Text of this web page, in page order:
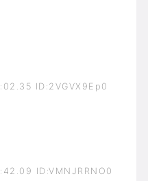
ID:2VGVX9Ep0
ID:VMNJRRNO0